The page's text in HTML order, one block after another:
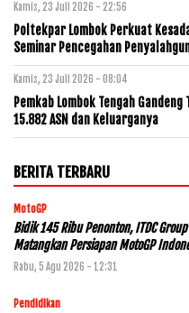
Kamis, 23 Juli 2026 - 22:56
Poltekpar Lombok Perkuat
Seminar Pencegahan
Kamis, 23 Juli 2026 - 08:04
Pemkab Lombok Tengah
15.882 ASN dan Keluarganya
BERITA TERBARU
MotoGP
Bidik 145 Ribu Penonton, ITDC
Matangkan Persiapan MotoGP
Rabu, 5 Agu 2026 - 12:31
Pendidikan